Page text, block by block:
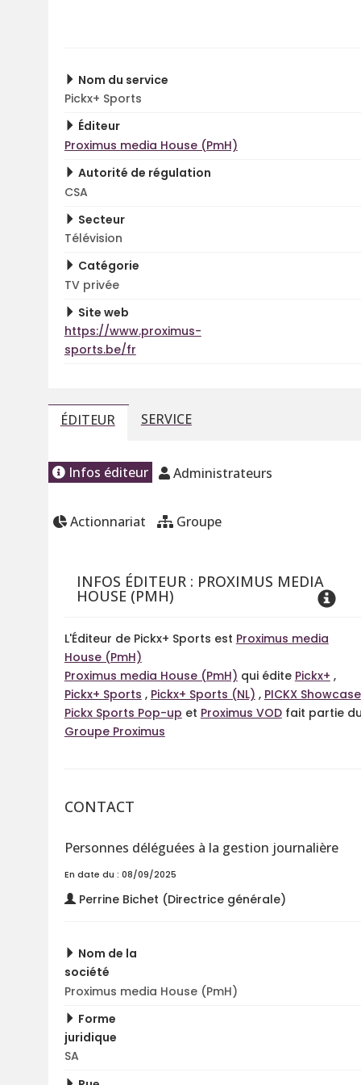
Nom du service
Pickx+ Sports
Éditeur
Proximus media House (PmH)
Autorité de régulation
CSA
Secteur
Télévision
Catégorie
TV privée
Site web
https://www.proximus-
sports.be/fr
ÉDITEUR SERVICE
Infos éditeur Administrateurs
Actionnariat Groupe
INFOS ÉDITEUR : PROXIMUS MEDIA
HOUSE (PMH)
L'Éditeur de Pickx+ Sports est Proximus media
House (PmH)
Proximus media House (PmH) qui édite Pickx+ ,
Pickx+ Sports , Pickx+ Sports (NL) , PICKX Showcase
Pickx Sports Pop-up et Proximus VODfait partie
Groupe Proximus
CONTACT
Personnes déléguées à la gestion journalière
En date du : 08/09/2025
Perrine Bichet (Directrice générale)
Nom de la
société
Proximus media House (PmH)
Forme
juridique
SA